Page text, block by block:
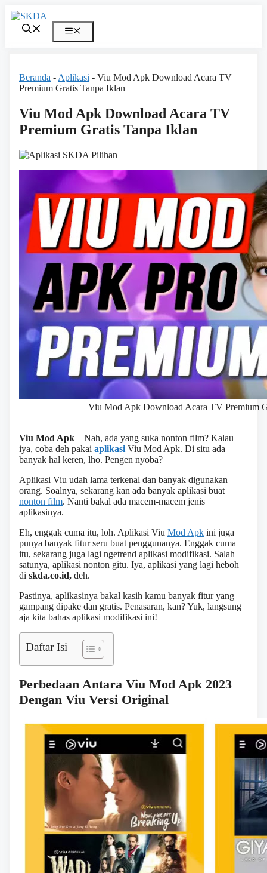
Skip
to
content
Menu
Beranda - Aplikasi - Viu Mod Apk Download Acara TV
Premium Gratis Tanpa Iklan
Viu Mod Apk Download Acara TV
Premium Gratis Tanpa Iklan
Viu Mod Apk Download Acara TV Premium
Viu Mod Apk – Nah, ada yang suka nonton film? Kalau
iya, coba deh pakai aplikasi Viu Mod Apk. Di situ ada
banyak hal keren, lho. Pengen nyoba?
Aplikasi Viu udah lama terkenal dan banyak digunakan
orang. Soalnya, sekarang kan ada banyak aplikasi buat
nonton film. Nanti bakal ada macem-macem jenis
aplikasinya.
Eh, enggak cuma itu, loh. Aplikasi Viu Mod Apk ini juga
punya banyak fitur seru buat penggunanya. Enggak cuma
itu, sekarang juga lagi ngetrend aplikasi modifikasi. Salah
satunya, aplikasi nonton gitu. Iya, aplikasi yang lagi heboh
di skda.co.id, deh.
Pastinya, aplikasinya bakal kasih kamu banyak fitur yang
gampang dipake dan gratis. Penasaran, kan? Yuk, langsung
aja kita bahas aplikasi modifikasi ini!
Daftar Isi
Perbedaan Antara Viu Mod Apk 2023
Dengan Viu Versi Original